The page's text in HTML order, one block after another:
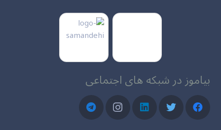
بیاموز در شبکه های اجتماعی